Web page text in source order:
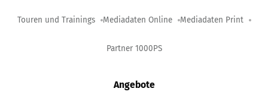
Touren und Trainings Mediadaten Online Mediadaten Print
Partner 1000PS
Angebote